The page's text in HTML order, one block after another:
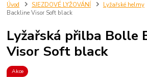
Úvod SJEZDOVÉ LYŽOVÁNÍ Lyžařské helmy
Backline Visor Soft black
Lyžařská přilba Bolle
Visor Soft black
Akce